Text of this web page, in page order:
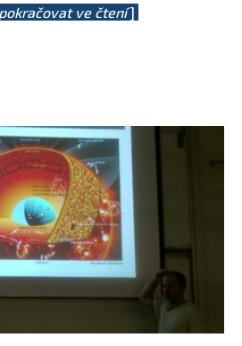
pokračovat ve čtení]